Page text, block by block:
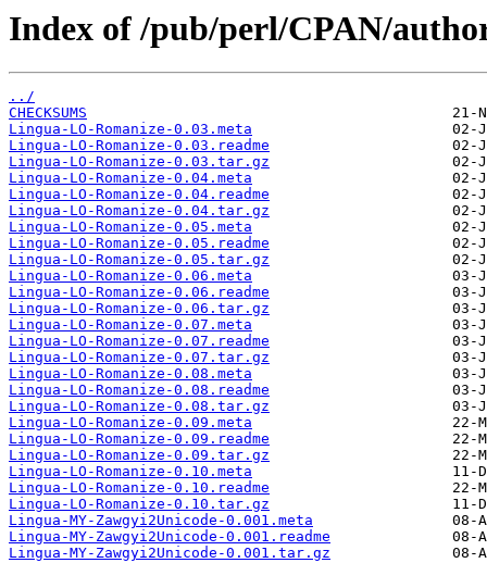
Index of /pub/perl/CPAN/
../
CHECKSUMS
Lingua-LO-Romanize-0.03.meta
Lingua-LO-Romanize-0.03.readme
Lingua-LO-Romanize-0.03.tar.gz
Lingua-LO-Romanize-0.04.meta
Lingua-LO-Romanize-0.04.readme
Lingua-LO-Romanize-0.04.tar.gz
Lingua-LO-Romanize-0.05.meta
Lingua-LO-Romanize-0.05.readme
Lingua-LO-Romanize-0.05.tar.gz
Lingua-LO-Romanize-0.06.meta
Lingua-LO-Romanize-0.06.readme
Lingua-LO-Romanize-0.06.tar.gz
Lingua-LO-Romanize-0.07.meta
Lingua-LO-Romanize-0.07.readme
Lingua-LO-Romanize-0.07.tar.gz
Lingua-LO-Romanize-0.08.meta
Lingua-LO-Romanize-0.08.readme
Lingua-LO-Romanize-0.08.tar.gz
Lingua-LO-Romanize-0.09.meta
Lingua-LO-Romanize-0.09.readme
Lingua-LO-Romanize-0.09.tar.gz
Lingua-LO-Romanize-0.10.meta
Lingua-LO-Romanize-0.10.readme
Lingua-LO-Romanize-0.10.tar.gz
Lingua-MY-Zawgyi2Unicode-0.001.meta
Lingua-MY-Zawgyi2Unicode-0.001.readme
Lingua-MY-Zawgyi2Unicode-0.001.tar.gz